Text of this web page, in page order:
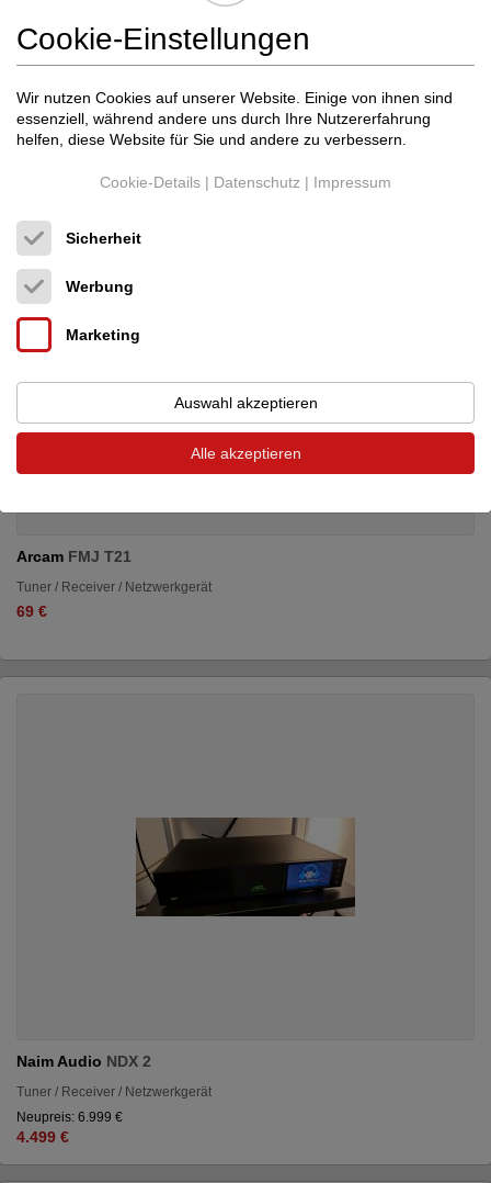
CyrusStream X Signature
Neupreis: 2.195 €
899 €
Arcam FMJ T21
Tuner / Receiver / Netzwerkgerät
69 €
Naim Audio NDX 2
Tuner / Receiver / Netzwerkgerät
Neupreis: 6.999 €
4.499 €
Cookie-Einstellungen
Wir nutzen Cookies auf unserer Website. Einige von ihnen sind
essenziell, während andere uns durch Ihre Nutzererfahrung
helfen, diese Website für Sie und andere zu verbessern.
Cookie-Details | Datenschutz | Impressum
Sicherheit
Werbung
Marketing
Auswahl akzeptieren
Alle akzeptieren